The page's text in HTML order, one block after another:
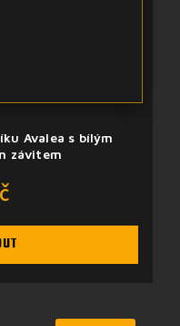
Avalea s bílým
závitem